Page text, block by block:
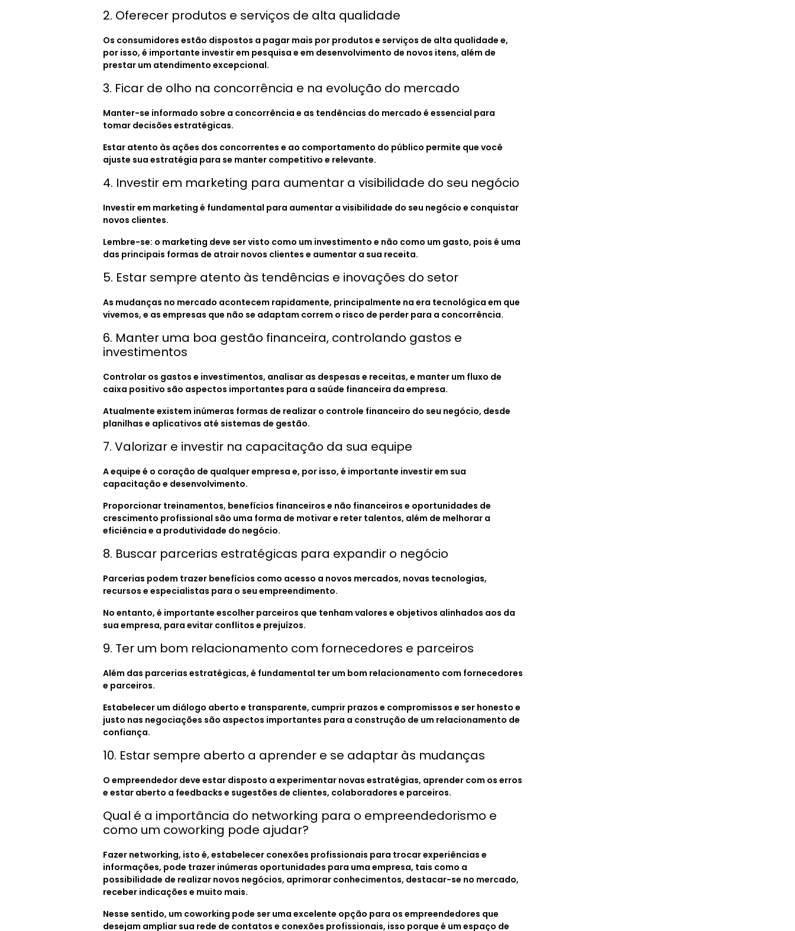
2. Oferecer produtos e serviços de alta qualidade
Os consumidores estão dispostos a pagar mais por produtos e serviços de alta qualidade e,
por isso, é importante investir em pesquisa e em desenvolvimento de novos itens, além de
prestar um atendimento excepcional.
3. Ficar de olho na concorrência e na evolução do mercado
Manter-se informado sobre a concorrência e as tendências do mercado é essencial para
tomar decisões estratégicas.
Estar atento às ações dos concorrentes e ao comportamento do público permite que você
ajuste sua estratégia para se manter competitivo e relevante.
4. Investir em marketing para aumentar a visibilidade do seu negócio
Investir em marketing é fundamental para aumentar a visibilidade do seu negócio e conquistar
novos clientes.
Lembre-se: o marketing deve ser visto como um investimento e não como um gasto, pois é uma
das principais formas de atrair novos clientes e aumentar a sua receita.
5. Estar sempre atento às tendências e inovações do setor
As mudanças no mercado acontecem rapidamente, principalmente na era tecnológica em que
vivemos, e as empresas que não se adaptam correm o risco de perder para a concorrência.
6. Manter uma boa gestão financeira, controlando gastos e
investimentos
Controlar os gastos e investimentos, analisar as despesas e receitas, e manter um fluxo de
caixa positivo são aspectos importantes para a saúde financeira da empresa.
Atualmente existem inúmeras formas de realizar o controle financeiro do seu negócio, desde
planilhas e aplicativos até sistemas de gestão.
7. Valorizar e investir na capacitação da sua equipe
A equipe é o coração de qualquer empresa e, por isso, é importante investir em sua
capacitação e desenvolvimento.
Proporcionar treinamentos, benefícios financeiros e não financeiros e oportunidades de
crescimento profissional são uma forma de motivar e reter talentos, além de melhorar a
eficiência e a produtividade do negócio.
8. Buscar parcerias estratégicas para expandir o negócio
Parcerias podem trazer benefícios como acesso a novos mercados, novas tecnologias,
recursos e especialistas para o seu empreendimento.
No entanto, é importante escolher parceiros que tenham valores e objetivos alinhados aos da
sua empresa, para evitar conflitos e prejuízos.
9. Ter um bom relacionamento com fornecedores e parceiros
Além das parcerias estratégicas, é fundamental ter um bom relacionamento com fornecedores
e parceiros.
Estabelecer um diálogo aberto e transparente, cumprir prazos e compromissos e ser honesto e
justo nas negociações são aspectos importantes para a construção de um relacionamento de
confiança.
10. Estar sempre aberto a aprender e se adaptar às mudanças
O empreendedor deve estar disposto a experimentar novas estratégias, aprender com os erros
e estar aberto a feedbacks e sugestões de clientes, colaboradores e parceiros.
Qual é a importância do networking para o empreendedorismo e
como um coworking pode ajudar?
Fazer networking, isto é, estabelecer conexões profissionais para trocar experiências e
informações, pode trazer inúmeras oportunidades para uma empresa, tais como a
possibilidade de realizar novos negócios, aprimorar conhecimentos, destacar-se no mercado,
receber indicações e muito mais.
Nesse sentido, um coworking pode ser uma excelente opção para os empreendedores que
desejam ampliar sua rede de contatos e conexões profissionais, isso porque é um espaço de